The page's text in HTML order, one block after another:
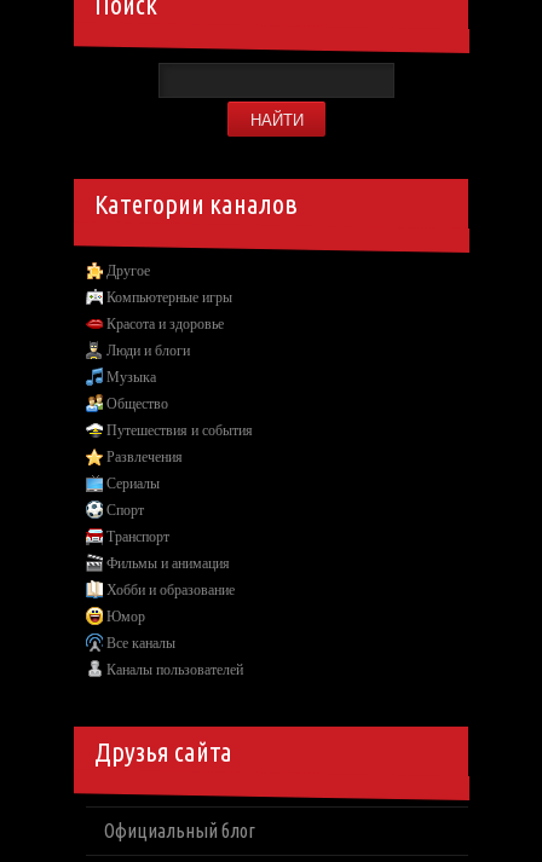
Категории каналов
Другое
Компьютерные игры
Красота и здоровье
Люди и блоги
Музыка
Общество
Путешествия и события
Развлечения
Сериалы
Спорт
Транспорт
Фильмы и анимация
Хобби и образование
Юмор
Все каналы
Каналы пользователей
Друзья сайта
Официальный блог